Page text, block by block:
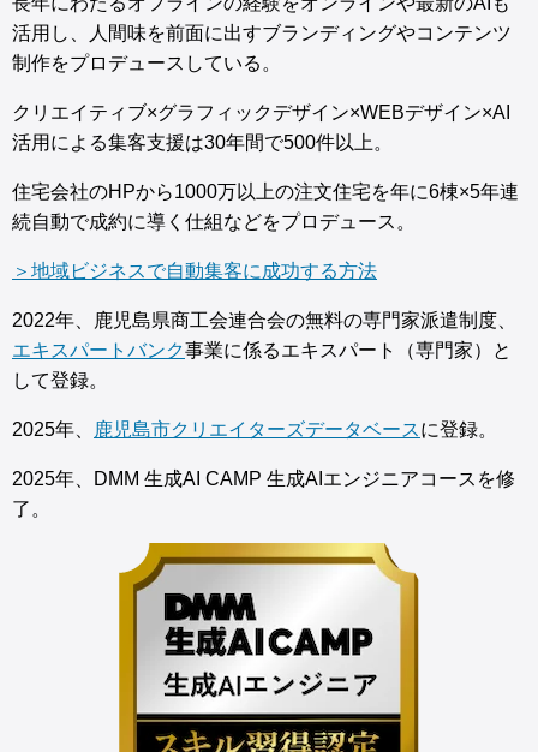
活用し、人間味を前面に出すブランディングやコンテンツ
制作をプロデュースしている。
クリエイティブ×グラフィックデザイン×WEBデザイン×AI
活用による集客支援は30年間で500件以上。
住宅会社のHPから1000万以上の注文住宅を年に6棟×5年連
続自動で成約に導く仕組などをプロデュース。
＞地域ビジネスで自動集客に成功する方法
2022年、鹿児島県商工会連合会の無料の専門家派遣制度、
エキスパートバンク事業に係るエキスパート（専門家）と
して登録。
2025年、 鹿児島市クリエイターズデータベースに登録。
2025年、DMM 生成AI CAMP 生成AIエンジニアコースを修
了。